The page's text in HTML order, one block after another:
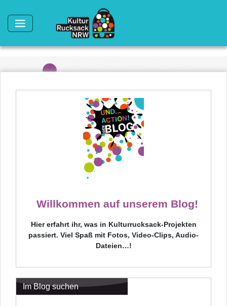
Willkommen auf unserem Blog!
Hier erfahrt ihr, was in Kulturrucksack-Projekten
passiert. Viel Spaß mit Fotos, Video-Clips, Audio-
Dateien…!
Im Blog suchen